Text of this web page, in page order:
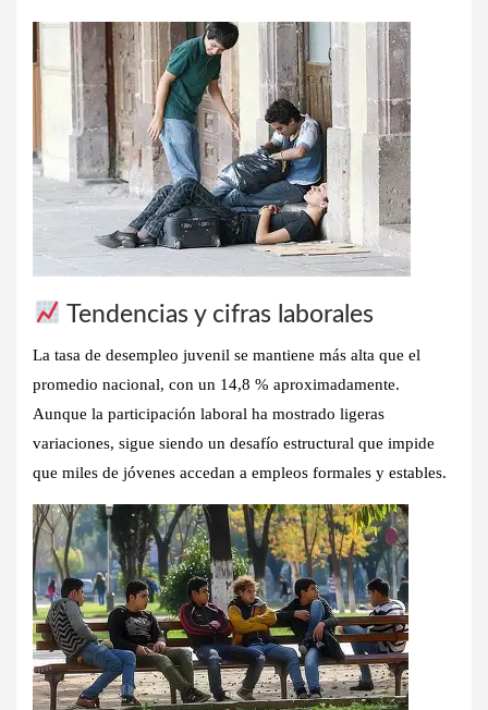
Tendencias y cifras laborales
La tasa de desempleo juvenil se mantiene más alta que el
promedio nacional, con un 14,8 % aproximadamente.
Aunque la participación laboral ha mostrado ligeras
variaciones, sigue siendo un desafío estructural que impide
que miles de jóvenes accedan a empleos formales y estables.